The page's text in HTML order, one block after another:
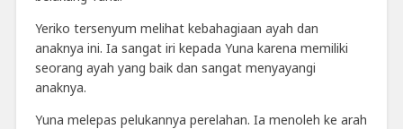
Yeriko tersenyum melihat kebahagiaan ayah dan
anaknya ini. Ia sangat iri kepada Yuna karena memiliki
seorang ayah yang baik dan sangat menyayangi
anaknya.
Yuna melepas pelukannya perelahan. Ia menoleh ke arah